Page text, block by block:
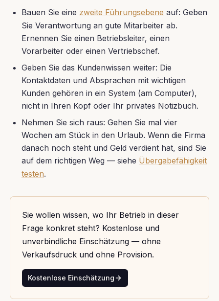
Bauen Sie eine zweite Führungsebene auf: Geben
Sie Verantwortung an gute Mitarbeiter ab.
Ernennen Sie einen Betriebsleiter, einen
Vorarbeiter oder einen Vertriebschef.
Geben Sie das Kundenwissen weiter: Die
Kontaktdaten und Absprachen mit wichtigen
Kunden gehören in ein System (am Computer),
nicht in Ihren Kopf oder Ihr privates Notizbuch.
Nehmen Sie sich raus: Gehen Sie mal vier
Wochen am Stück in den Urlaub. Wenn die Firma
danach noch steht und Geld verdient hat, sind Sie
auf dem richtigen Weg — siehe Übergabefähigkeit
testen.
Sie wollen wissen, wo Ihr Betrieb in dieser
Frage konkret steht? Kostenlose und
unverbindliche Einschätzung — ohne
Verkaufsdruck und ohne Provision.
Kostenlose Einschätzung